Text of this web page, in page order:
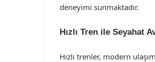
deneyimi sunmaktadır.
Hızlı Tren ile Seyahat
Hızlı trenler, modern